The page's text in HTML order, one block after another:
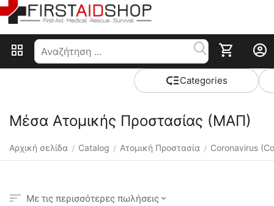
Сategories
Μέσα Ατομικής Προστασίας (ΜΑΠ)
Αρχική σελίδα / Catalog / Ατομική Προστασία / Coronavirus
Με τις περισσότερες πωλήσεις